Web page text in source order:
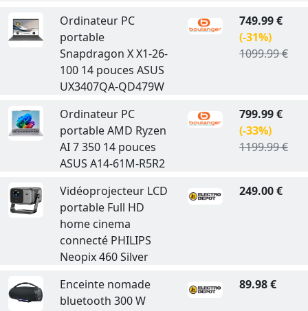
Ordinateur PC
portable
Snapdragon X X1-26-
100 14 pouces ASUS
UX3407QA-QD479W
749.99 €
(-31%)
1099.99 €
Ordinateur PC
portable AMD Ryzen
AI 7 350 14 pouces
ASUS A14-61M-R5R2
799.99 €
(-33%)
1199.99 €
Vidéoprojecteur LCD
portable Full HD
home cinema
connecté PHILIPS
Neopix 460 Silver
249.00 €
Enceinte nomade
bluetooth 300 W
89.98 €